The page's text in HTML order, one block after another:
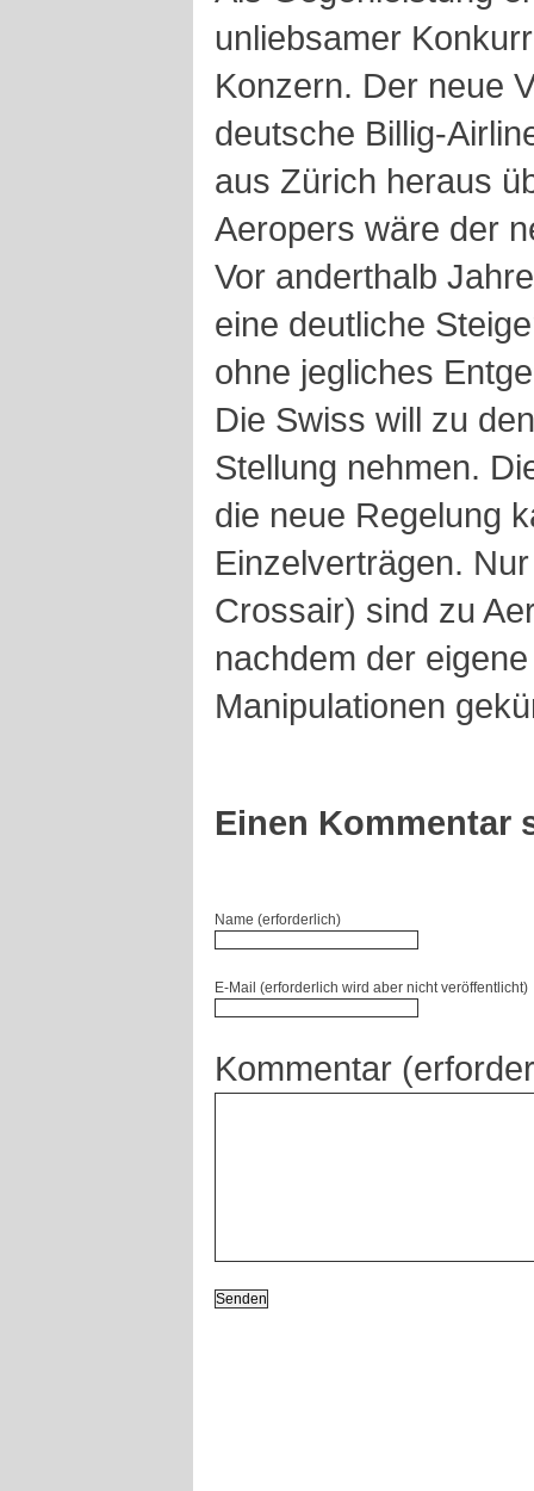
unliebsamer
Konzern. Der neue
deutsche Billig-
aus Zürich heraus
Aeropers wäre der
Vor anderthalb
eine deutliche
ohne jegliches
Die Swiss will zu
Stellung nehmen.
die neue Regelung
Einzelverträgen.
Crossair) sind zu
nachdem der
Manipulationen
Einen Kommentar
Name (erforderlich)
E-Mail (erforderlich wird aber nicht veröffentlicht)
Kommentar